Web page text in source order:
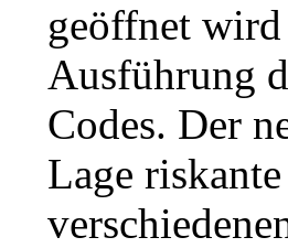
geöffnet
Ausführung
Codes. Der
Lage